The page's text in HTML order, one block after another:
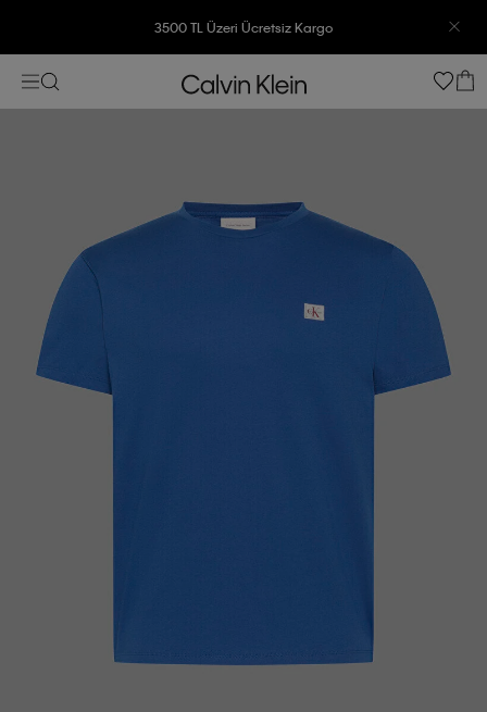
3500 TL Üzeri Ücretsiz Kargo
7500 TL Ve Üzeri Alışverişlerinizde 6 Taksit İmkanı